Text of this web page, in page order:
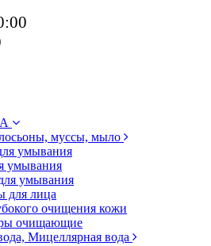
муссы, мыло
умывания
умывания
умывания
для лица
очищения кожи
очищающие
Мицеллярная вода